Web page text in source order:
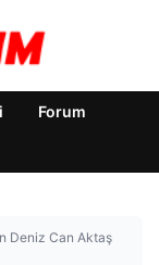
Forum
Deniz Can Aktaş